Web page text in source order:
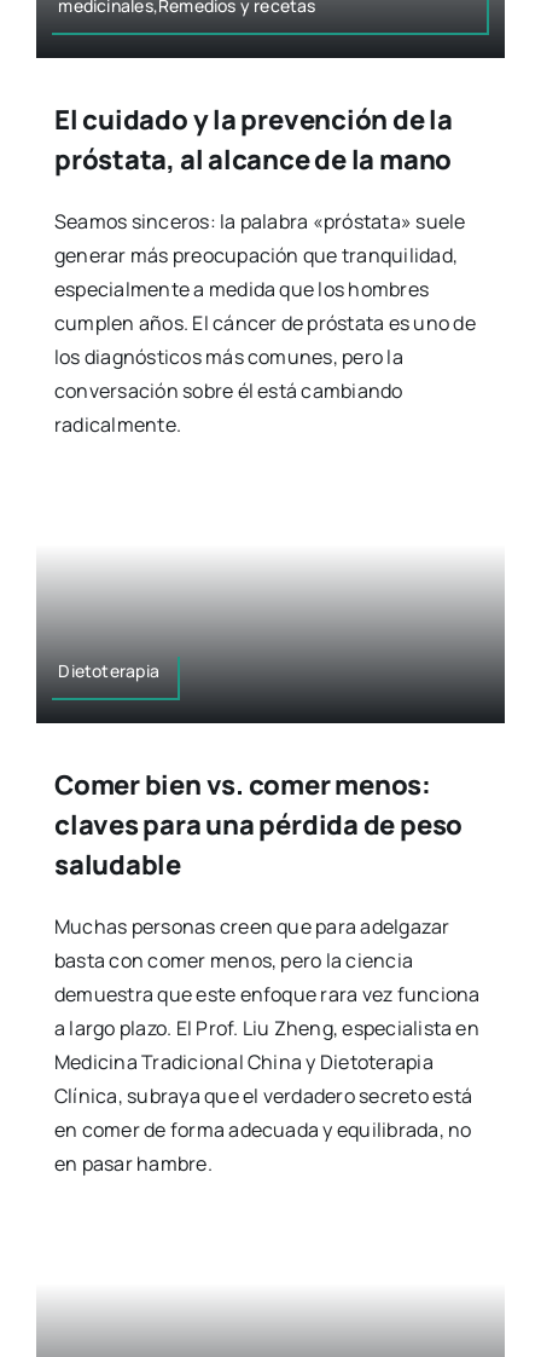
medicinales,Remedios y recetas
El cuidado y la prevención de la
próstata, al alcance de la mano
Seamos sinceros: la palabra «próstata» suele
generar más preocupación que tranquilidad,
especialmente a medida que los hombres
cumplen años. El cáncer de próstata es uno de
los diagnósticos más comunes, pero la
conversación sobre él está cambiando
radicalmente.
Dietoterapia
Comer bien vs. comer menos:
claves para una pérdida de peso
saludable
Muchas personas creen que para adelgazar
basta con comer menos, pero la ciencia
demuestra que este enfoque rara vez funciona
a largo plazo. El Prof. Liu Zheng, especialista en
Medicina Tradicional China y Dietoterapia
Clínica, subraya que el verdadero secreto está
en comer de forma adecuada y equilibrada, no
en pasar hambre.